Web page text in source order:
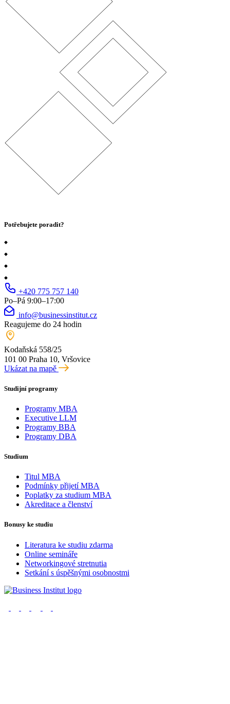
Potřebujete poradit?
+420 775 757 140
Po–Pá 9:00–17:00
info@businessinstitut.cz
Reagujeme do 24 hodin
Kodaňská 558/25
101 00 Praha 10, Vršovice
Ukázat na mapě
Studijní programy
Programy MBA
Executive LLM
Programy BBA
Programy DBA
Studium
Titul MBA
Podmínky přijetí MBA
Poplatky za studium MBA
Akreditace a členství
Bonusy ke studiu
Literatura ke studiu zdarma
Online semináře
Networkingové stretnutia
Setkání s úspěšnými osobnostmi